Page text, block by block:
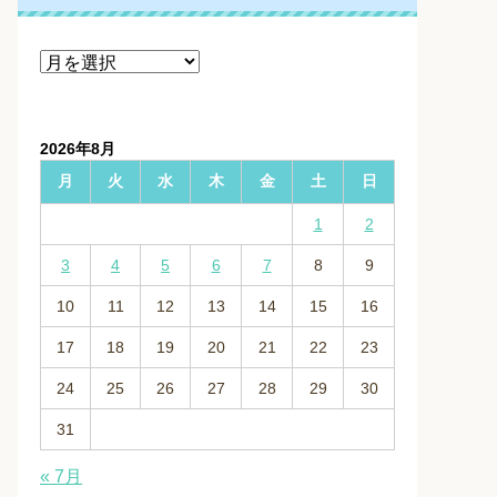
ア
ブ
2026年8月
月
火 水 木 金 土 日
1 2
3 4 5 6 7 8 9
10 11 12 13 14 15 16
17 18 19 20 21 22 23
24 25 26 27 28 29 30
31
« 7月